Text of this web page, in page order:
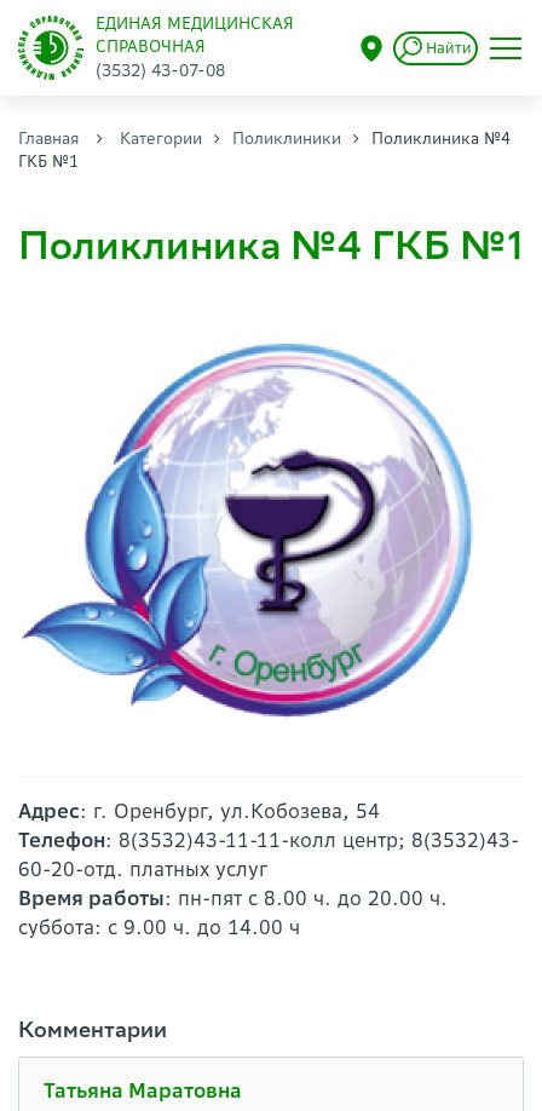
ЕДИНАЯ МЕДИЦИНСКАЯ
СПРАВОЧНАЯ
(3532) 43-07-08
Найти
Главная Категории Поликлиники
Поликлиника №4
ГКБ №1
Поликлиника №4 ГКБ №1
Адрес: г. Оренбург, ул.Кобозева, 54
Телефон: 8(3532)43-11-11-колл центр; 8(3532)43-
60-20-отд. платных услуг
Время работы: пн-пят с 8.00 ч. до 20.00 ч.
суббота: с 9.00 ч. до 14.00 ч
Комментарии
Татьяна Маратовна